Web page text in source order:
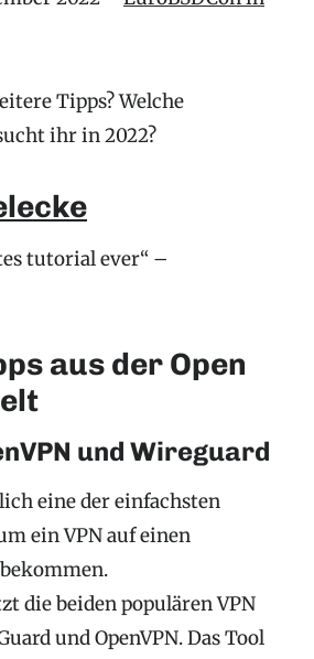
Tipps? Welche
ihr in 2022?
tutorial ever“ –
aus der Open
und Wireguard
eine der einfachsten
ein VPN auf einen
die beiden populären VPN
und OpenVPN. Das Tool